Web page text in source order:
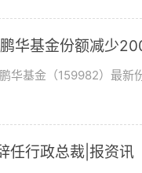
华基金份额减少
华基金（159982）最新
任行政总裁|报资讯